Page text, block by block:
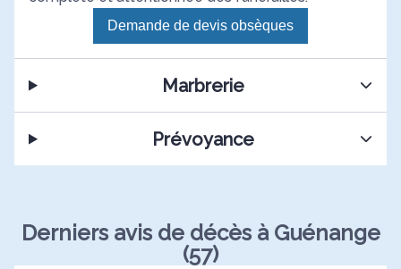
Demande de devis obsèques
Marbrerie
Prévoyance
Derniers avis de décès à Guénange
(57)